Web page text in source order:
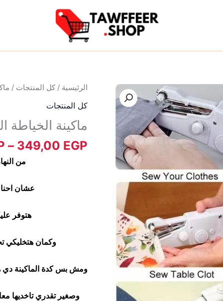
الرئيسية / كل المنتجات /
كل المنتجات
ماكينة الخياطة
349,00 EGP
–
من
عشان احنا
هتوفر
وكمان هتخليكي
ومش بس كدة الماكينة دي
وصغير تقدري تاخديها
كمية
ماكينة
الخياطة
اليدوية
السحرية